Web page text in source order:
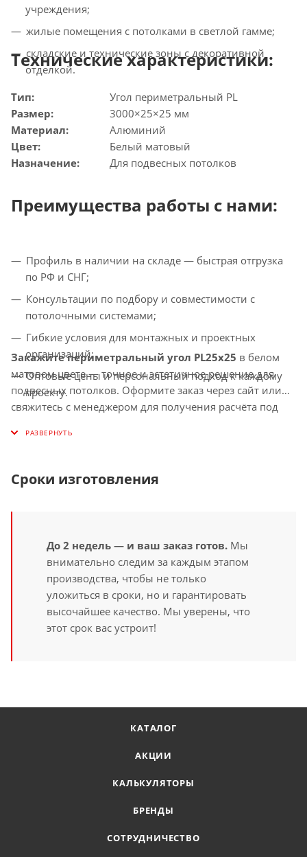
учреждения;
жилые помещения с потолками в светлой гамме;
складские и технические зоны с декоративной
отделкой.
Технические характеристики:
Тип:
Угол периметральный PL
Размер:
3000×25×25 мм
Материал:
Алюминий
Цвет:
Белый матовый
Назначение:
Для подвесных потолков
Преимущества работы с нами:
Профиль в наличии на складе — быстрая отгрузка
по РФ и СНГ;
Консультации по подбору и совместимости с
потолочными системами;
Гибкие условия для монтажных и проектных
организаций;
Оптовые цены и персональный подход к каждому
проекту.
Закажите периметральный угол PL25x25 в белом
матовом цвете — точное и эстетичное решение для
подвесных потолков. Оформите заказ через сайт или
свяжитесь с менеджером для получения расчёта под
Сроки изготовления
До 2 недель — и ваш заказ готов. Мы
внимательно следим за каждым этапом
производства, чтобы не только
уложиться в сроки, но и гарантировать
высочайшее качество. Мы уверены, что
этот срок вас устроит!
КАТАЛОГ
АКЦИИ
КАЛЬКУЛЯТОРЫ
БРЕНДЫ
СОТРУДНИЧЕСТВО